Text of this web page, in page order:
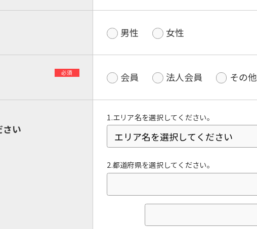
男性 女性
必須 会員 法人会員 その他
い
1.エリア名を選択してください。
2.都道府県を選択してください。
For foreigners